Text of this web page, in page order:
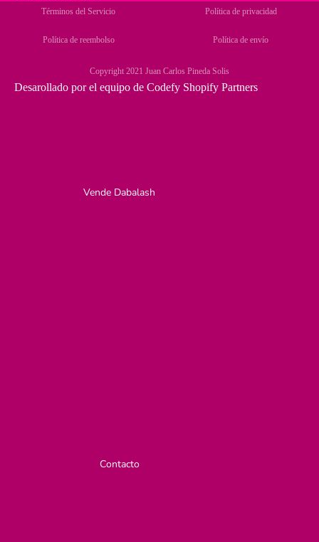
Vende Dabalash
Contacto
Términos del Servicio Política de privacidad
Política de reembolso Política de envío
Copyright 2021 Juan Carlos Pineda Solis
Desarollado por el equipo de Codefy Shopify Partners